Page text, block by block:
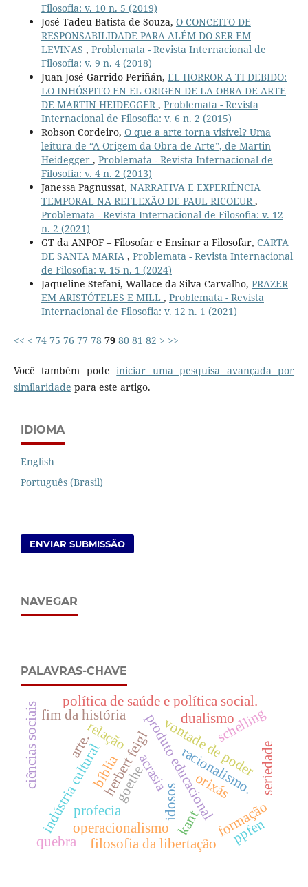
Filosofia: v. 10 n. 5 (2019)
José Tadeu Batista de Souza, O CONCEITO DE
RESPONSABILIDADE PARA ALÉM DO SER EM
LEVINAS , Problemata - Revista Internacional de
Filosofia: v. 9 n. 4 (2018)
Juan José Garrido Periñán, EL HORROR A TI DEBIDO:
LO INHÓSPITO EN EL ORIGEN DE LA OBRA DE ARTE
DE MARTIN HEIDEGGER , Problemata - Revista
Internacional de Filosofia: v. 6 n. 2 (2015)
Robson Cordeiro, O que a arte torna visível? Uma
leitura de “A Origem da Obra de Arte”, de Martin
Heidegger , Problemata - Revista Internacional de
Filosofia: v. 4 n. 2 (2013)
Janessa Pagnussat, NARRATIVA E EXPERIÊNCIA
TEMPORAL NA REFLEXÃO DE PAUL RICOEUR ,
Problemata - Revista Internacional de Filosofia: v. 12
n. 2 (2021)
GT da ANPOF – Filosofar e Ensinar a Filosofar, CARTA
DE SANTA MARIA , Problemata - Revista Internacional
de Filosofia: v. 15 n. 1 (2024)
Jaqueline Stefani, Wallace da Silva Carvalho, PRAZER
EM ARISTÓTELES E MILL , Problemata - Revista
Internacional de Filosofia: v. 12 n. 1 (2021)
<< < 74 75 76 77 78 79 80 81 82 > >>
Você também podeiniciar uma pesquisa avançada por
similaridade para este artigo.
IDIOMA
English
Português (Brasil)
ENVIAR SUBMISSÃO
NAVEGAR
PALAVRAS-CHAVE
kant
herbert feigl
bíblia
profecia produto educacional
relação vontade de poder
acrasia
formação
indústria cultural
operacionalismo
política de saúde e política social.
fim da história
idosos
filosofia da libertação
arte.
schelling
racionalismo.
goethe
dualismo
ciências sociais seriedade
quebra ppfen
orixás